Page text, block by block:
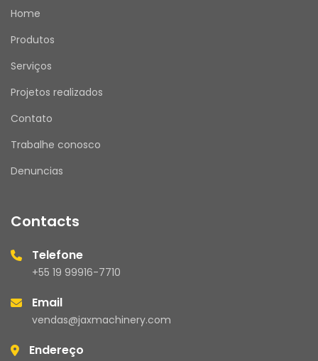
Home
Produtos
Serviços
Projetos realizados
Contato
Trabalhe conosco
Denuncias
Contacts
Telefone
+55 19 99916-7710
Email
vendas@jaxmachinery.com
Endereço